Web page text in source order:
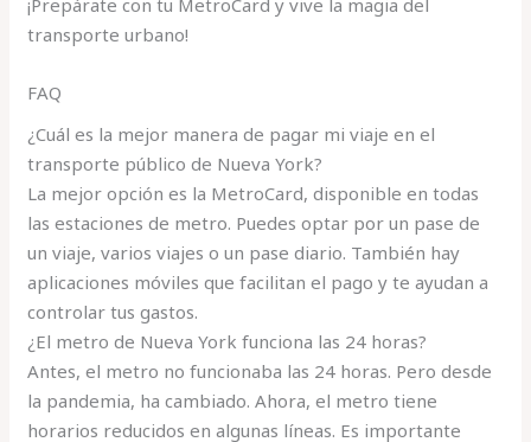
transporte urbano!
FAQ
¿Cuál es la mejor manera de pagar mi viaje en el
transporte público de Nueva York?
La mejor opción es la MetroCard, disponible en todas
las estaciones de metro. Puedes optar por un pase de
un viaje, varios viajes o un pase diario. También hay
aplicaciones móviles que facilitan el pago y te ayudan a
controlar tus gastos.
¿El metro de Nueva York funciona las 24 horas?
Antes, el metro no funcionaba las 24 horas. Pero desde
la pandemia, ha cambiado. Ahora, el metro tiene
horarios reducidos en algunas líneas. Es importante